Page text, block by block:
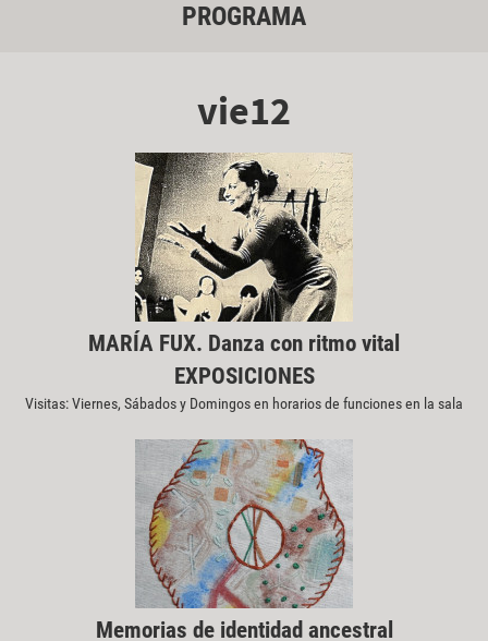
PROGRAMA
vie12
MARÍA FUX. Danza con ritmo vital
EXPOSICIONES
Visitas: Viernes, Sábados y Domingos en horarios de funciones en la sala
Memorias de identidad ancestral